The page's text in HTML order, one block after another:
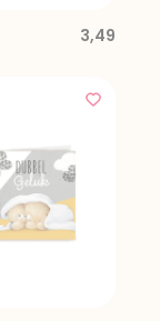
3,49